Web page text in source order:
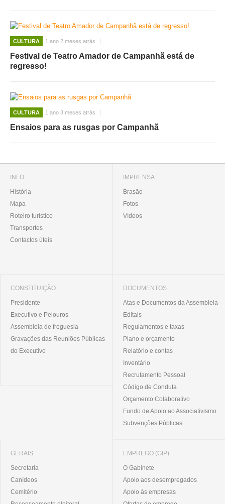
CULTURA 1 ano 2 meses atrás
Festival de Teatro Amador de Campanhã está de
regresso!
CULTURA 1 ano 3 meses atrás
Ensaios para as rusgas por Campanhã
INFO
História
Mapa
Roteiro turístico
Transportes
Contactos úteis
IMPRENSA
Brasão
Fotos
Vídeos
CONSTITUIÇÃO
Presidente
Executivo e Pelouros
Assembleia de freguesia
Gravações das Reuniões Públicas
do Executivo
DOCUMENTOS
Atas e Documentos da Assembleia
Editais
Regulamentos e taxas
Plano e orçamento
Relatório e contas
Inventário
Recrutamento Pessoal
Código de Conduta
Orçamento Colaborativo
Fundo de Apoio ao Associativismo
Subvenções Públicas
GERAIS
Secretaria
Canídeos
Cemitério
EMPREGO (GIP)
O Gabinete
Apoio aos desempregados
Apoio às empresas